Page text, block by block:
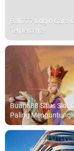
Bali777 Login Cara
Terpercaya
Buana88 Situs Slot
Paling